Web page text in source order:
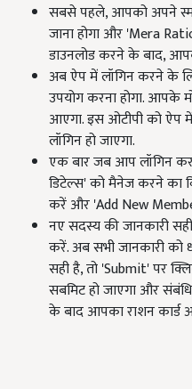
सबसे पहले, आपको अपने
जाना होगा और 'Mera
डाउनलोड करने के बाद,
अब ऐप में लॉगिन करने के
उपयोग करना होगा. आपके
आएगा. इस ओटीपी को ऐप
लॉगिन हो जाएगा.
एक बार जब आप लॉगिन
डिटेल्स' को मैनेज करने का
करें और 'Add New
नए सदस्य की जानकारी
करें. अब सभी जानकारी
सही है, तो 'Submit' पर
सबमिट हो जाएगा और
के बाद आपका राशन कार्ड